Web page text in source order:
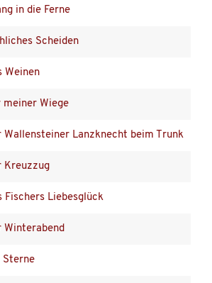
in die Ferne
Scheiden
Weinen
meiner Wiege
Wallensteiner Lanzknecht beim Trunk
Kreuzzug
Fischers Liebesglück
Winterabend
Sterne